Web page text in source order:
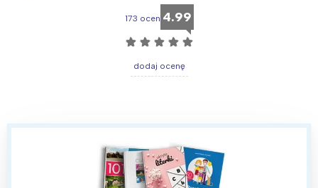
173 ocen 4.99
☆ ☆ ☆ ☆ ☆
dodaj ocenę
Śląsk
Kraków
Południe
Północ